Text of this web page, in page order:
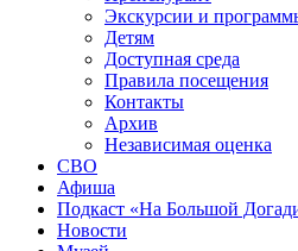
Экскурсии и
Детям
Доступная среда
Правила посещения
Контакты
Архив
Независимая оценка
СВО
Афиша
Подкаст «На Большой
Новости